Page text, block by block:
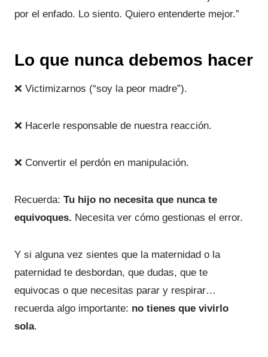
por el enfado. Lo siento. Quiero entenderte mejor.”
Lo que nunca debemos hacer
❌ Victimizarnos (“soy la peor madre”).
❌ Hacerle responsable de nuestra reacción.
❌ Convertir el perdón en manipulación.
Recuerda: Tu hijo no necesita que nunca te
equivoques. Necesita ver cómo gestionas el error.
Y si alguna vez sientes que la maternidad o la
paternidad te desbordan, que dudas, que te
equivocas o que necesitas parar y respirar…
recuerda algo importante: no tienes que vivirlo
sola.